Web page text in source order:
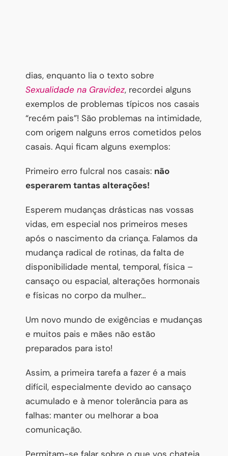
dias, enquanto lia o texto sobre
Sexualidade na Gravidez, recordei alguns
exemplos de problemas típicos nos casais
“recém pais”! São problemas na intimidade,
com origem nalguns erros cometidos pelos
casais. Aqui ficam alguns exemplos:
Primeiro erro fulcral nos casais: não
esperarem tantas alterações!
Esperem mudanças drásticas nas vossas
vidas, em especial nos primeiros meses
após o nascimento da criança. Falamos da
mudança radical de rotinas, da falta de
disponibilidade mental, temporal, física –
cansaço ou espacial, alterações hormonais
e físicas no corpo da mulher…
Um novo mundo de exigências e mudanças
e muitos pais e mães não estão
preparados para isto!
Assim, a primeira tarefa a fazer é a mais
difícil, especialmente devido ao cansaço
acumulado e à menor tolerância para as
falhas: manter ou melhorar a boa
comunicação.